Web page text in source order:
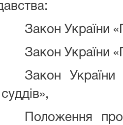
Закон України
Закон України
Закон України
суддів»,
Положення